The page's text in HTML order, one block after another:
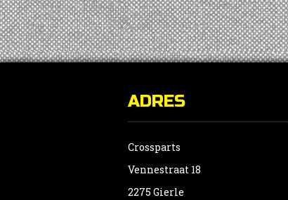
ADRES
Crossparts
Vennestraat 18
2275 Gierle